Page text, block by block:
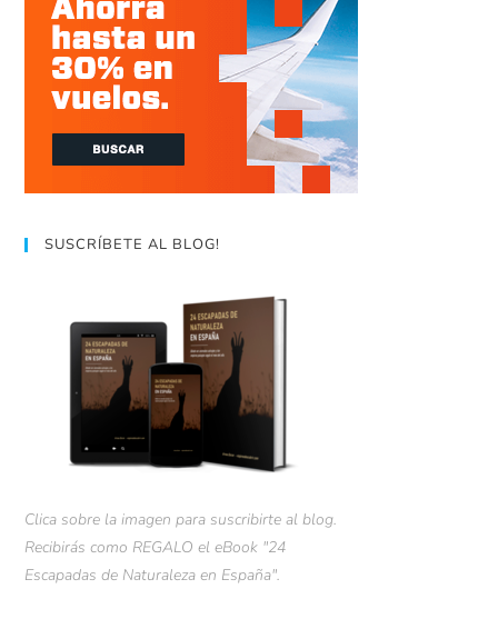
SUSCRÍBETE AL BLOG!
Clica sobre la imagen para suscribirte al blog.
Recibirás como REGALO el eBook "24
Escapadas de Naturaleza en España".